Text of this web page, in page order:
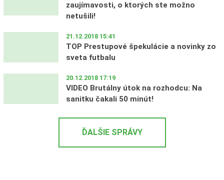
zaujímavosti, o ktorých ste možno
netušili!
21.12.2018 15:41
TOP Prestupové špekulácie a novinky zo
sveta futbalu
20.12.2018 17:19
VIDEO Brutálny útok na rozhodcu: Na
sanitku čakali 50 minút!
ĎALŠIE SPRÁVY